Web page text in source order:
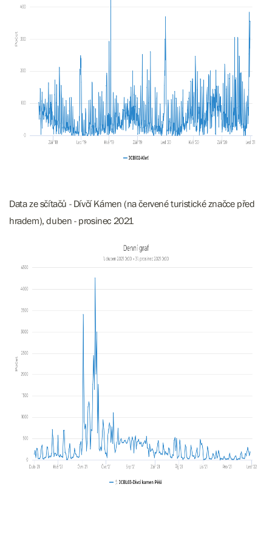
Data ze sčítačů - Dívčí Kámen (na červené turistické značce před
hradem), duben - prosinec 2021